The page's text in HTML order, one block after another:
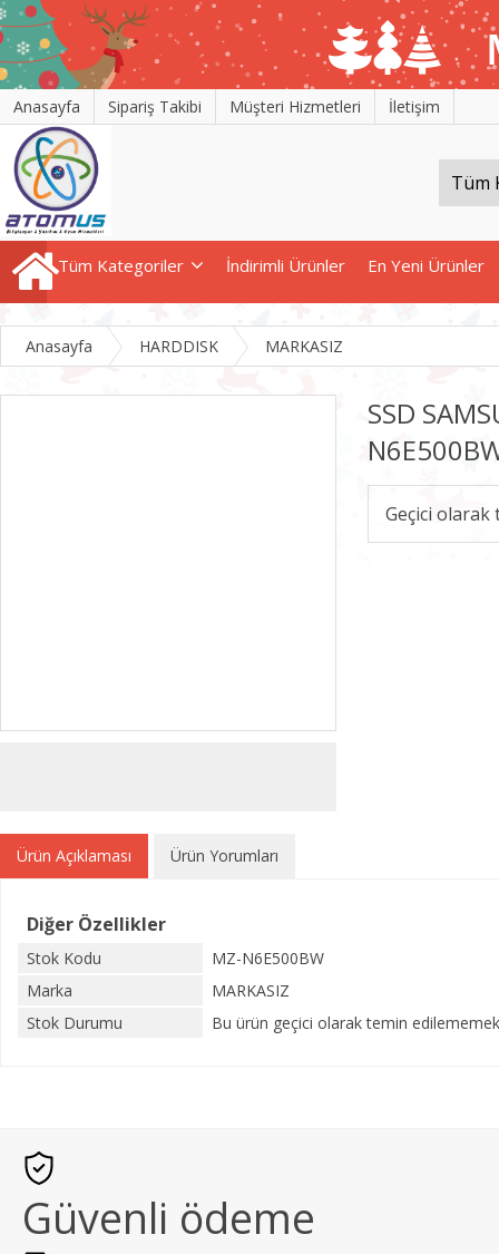
Anasayfa Sipariş Takibi Müşteri Hizmetleri İletişim
Tüm Kategoriler İndirimli Ürünler En Yeni Ürünler
Anasayfa HARDDISK MARKASIZ
SSD
Geçici
Ürün Açıklaması Ürün Yorumları
Diğer Özellikler
Stok Kodu
MZ-N6E500BW
Marka
MARKASIZ
Stok Durumu
Bu ürün geçici olarak temin
Güvenli ödeme